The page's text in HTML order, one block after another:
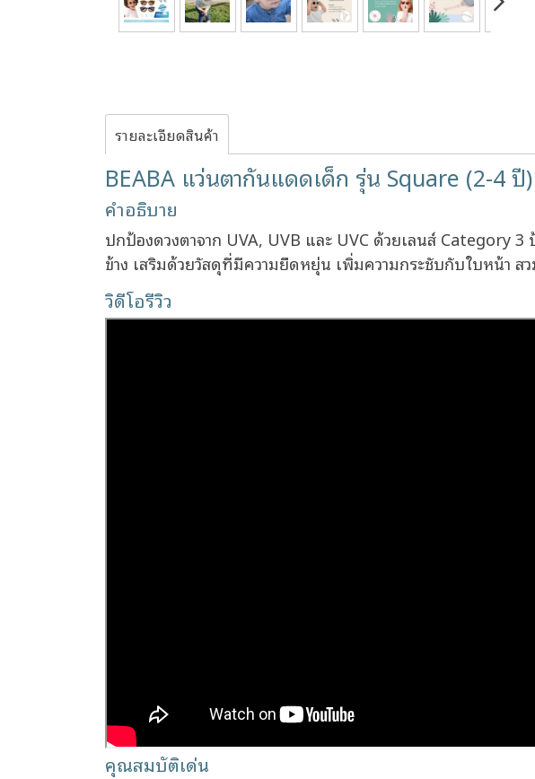
รายละเอียดสินค้า
BEABA แว่นตากันแดดเด็ก รุ่น Square (2-4
คำอธิบาย
ปกป้องดวงตาจาก UVA, UVB และ UVC ด้วยเลนส์ Category
ข้าง เสริมด้วยวัสดุที่มีความยืดหยุ่น เพิ่มความกระชับกับใบหน้า ส
วิดีโอรีวิว
คุณสมบัติเด่น